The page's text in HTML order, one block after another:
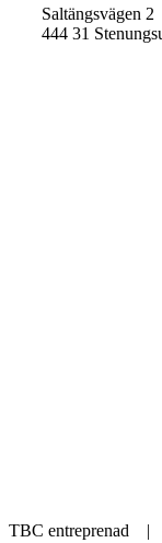
Saltängsvägen 2
444 31
TBC entreprenad |